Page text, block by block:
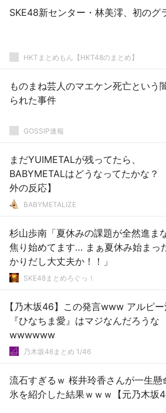
SKE48新センター・林美澪、初のグ
HKTまとめもん【HKT48のまとめ】
ものまね芸人のマエケン死亡という
られた事件
GOSSIP速報
まだYUIMETALが残ってたら、
BABYMETALはどうなってたかな
外の反応】
BABYMETALIZE
杉山歩南「夏休みの課題が全然進ま
焦り始めてます… まぁ夏休み始まっ
かりだし大丈夫か！！」
SKE48まとめろぐっ！
【乃木坂46】この発言www アルピ
『ひなちま愛』はマジなんだろうな
wwwwww
乃木坂46まとめ 1/46
流石すぎるｗ 桜井玲香さんが一生懸
氷を紹介した結果ｗｗｗ【元乃木坂